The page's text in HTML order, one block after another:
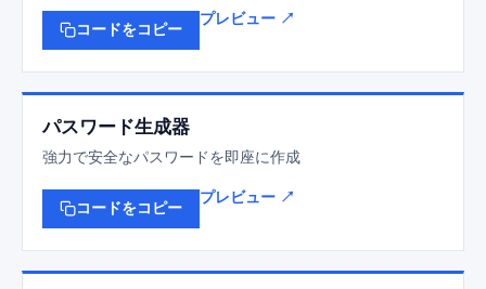
コードをコピー
プレビュー ↗
パスワード生成器
強力で安全なパスワードを即座に作成
コードをコピー
プレビュー ↗